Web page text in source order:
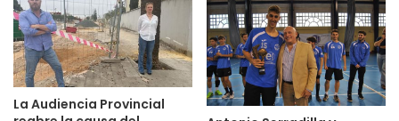
La Audiencia Provincial